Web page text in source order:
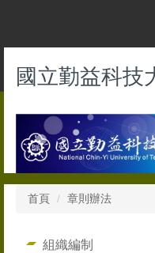
國立勤益科技
首頁 章則辦法
組織編制